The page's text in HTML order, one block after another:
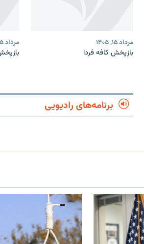
مرداد ۱۵, ۱۴۰۵
بازپخش کافه فردا
مرداد ۱۵, ۱۴۰۵
برنامه‌های رادیویی